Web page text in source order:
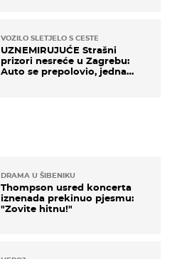
VOZILO SLETJELO S CESTE
UZNEMIRUJUĆE Strašni
prizori nesreće u Zagrebu:
Auto se prepolovio, jedna
DRAMA U ŠIBENIKU
Thompson usred koncerta
iznenada prekinuo pjesmu:
"Zovite hitnu!"